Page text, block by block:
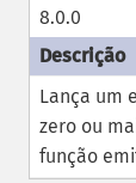
8.0.0
Lança um
zero ou
função